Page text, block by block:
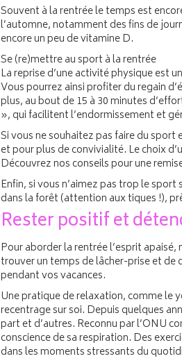
Souvent à la rentrée le temps est
l’automne, notamment des fins de
encore un peu de vitamine D.
Se (re)mettre au sport à la rentrée
La reprise d’une activité physique est
Vous pourrez ainsi profiter du regain
plus, au bout de 15 à 30 minutes
», qui facilitent l’endormissement et
Si vous ne souhaitez pas faire du
et pour plus de convivialité. Le choix
Découvrez nos conseils pour une
Enfin, si vous n’aimez pas trop le
dans la forêt (attention aux tiques !),
Rester positif et
Pour aborder la rentrée l’esprit
trouver un temps de lâcher-prise et de
pendant vos vacances.
Une pratique de relaxation, comme le
recentrage sur soi. Depuis quelques
part et d’autres. Reconnu par l’ONU
conscience de sa respiration. Des
dans les moments stressants du